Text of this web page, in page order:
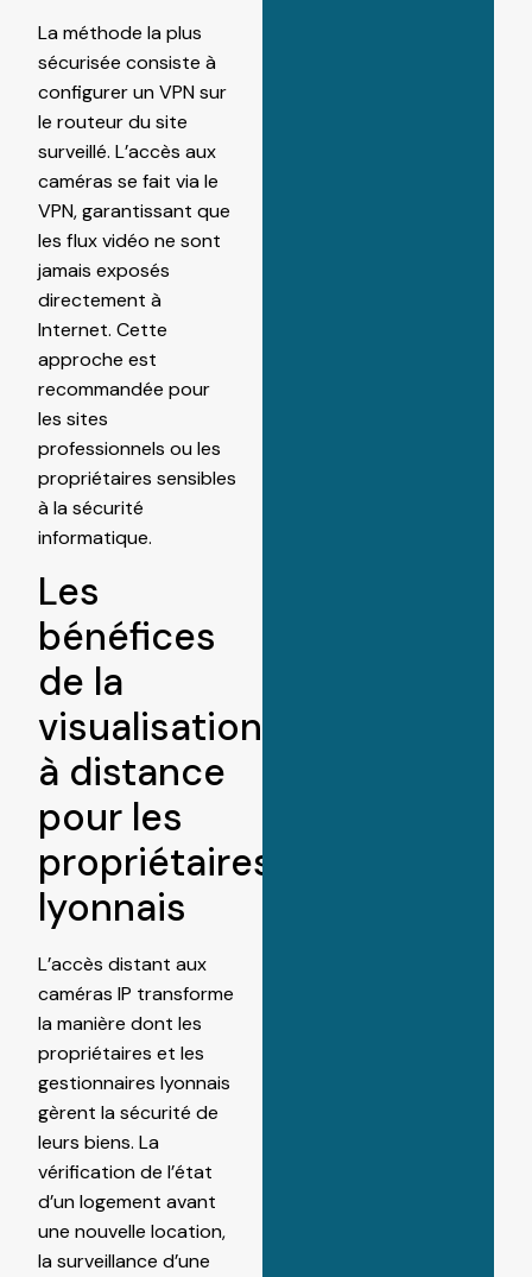
La méthode la plus
sécurisée consiste à
configurer un VPN sur
le routeur du site
surveillé. L’accès aux
caméras se fait via le
VPN, garantissant que
les flux vidéo ne sont
jamais exposés
directement à
Internet. Cette
approche est
recommandée pour
les sites
professionnels ou les
propriétaires sensibles
à la sécurité
informatique.
Les
bénéfices
de la
visualisation
à distance
pour les
propriétaires
lyonnais
L’accès distant aux
caméras IP transforme
la manière dont les
propriétaires et les
gestionnaires lyonnais
gèrent la sécurité de
leurs biens. La
vérification de l’état
d’un logement avant
une nouvelle location,
la surveillance d’une